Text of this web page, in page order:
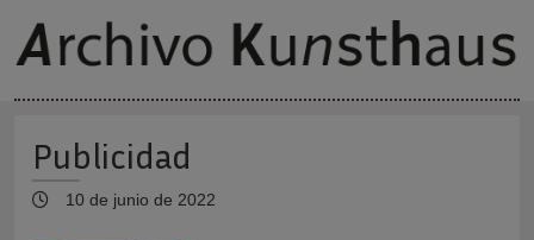
Publicidad
10 de junio de 2022